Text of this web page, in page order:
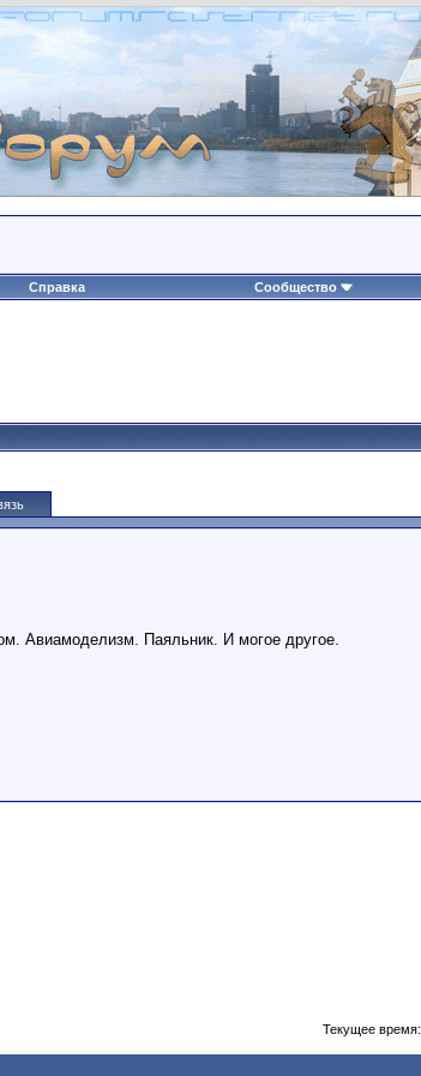
Справка Сообщество
Авиамоделизм. Паяльник. И могое другое.
Текущее время: